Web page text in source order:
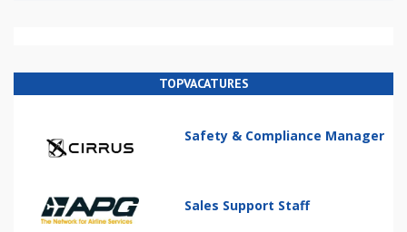
TOPVACATURES
Safety & Compliance Manager
Sales Support Staff